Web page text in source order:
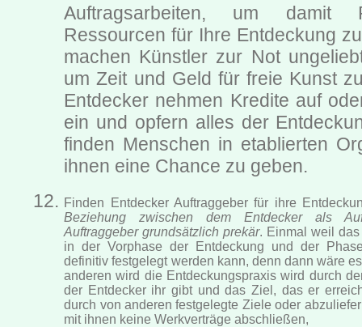
Auftragsarbeiten, um damit
Ressourcen für Ihre Entdeckung
machen Künstler zur Not
um Zeit und Geld für freie Kunst
Entdecker nehmen Kredite auf
ein und opfern alles der
finden Menschen in etablierten
ihnen eine Chance zu geben.
Finden Entdecker Auftraggeber für ihre
Beziehung zwischen dem Entdecker als
Auftraggeber grundsätzlich prekär. Einmal weil
in der Vorphase der Entdeckung und der
definitiv festgelegt werden kann, denn dann wäre
anderen wird die Entdeckungspraxis wird durch
der Entdecker ihr gibt und das Ziel, das er
durch von anderen festgelegte Ziele oder
mit ihnen keine Werkverträge abschließen,